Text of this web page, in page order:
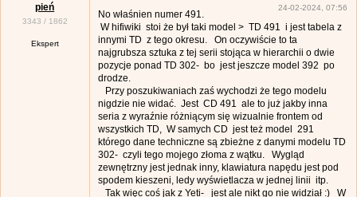
pień
3343 / 1862
Ekspert
24-02-2024, 07:56
No właśnien numer 491.
W hifiwiki stoi że był taki model > TD 491 i jest tabela z
innymi TD z tego okresu. On oczywiście to ta
najgrubsza sztuka z tej serii stojąca w hierarchii o dwie
pozycje ponad TD 302- bo jest jeszcze model 392 po
drodze.
Przy poszukiwaniach zaś wychodzi że tego modelu
nigdzie nie widać. Jest CD 491 ale to już jakby inna
seria z wyraźnie różniącym się wizualnie frontem od
wszystkich TD, W samych CD jest też model 291
którego dane techniczne są zbieżne z danymi modelu TD
302- czyli tego mojego złoma z wątku. Wygląd
zewnętrzny jest jednak inny, klawiatura napędu jest pod
spodem kieszeni, ledy wyświetlacza w jednej linii itp.
Tak więc coś jak z Yeti- jest ale nikt go nie widział :) W